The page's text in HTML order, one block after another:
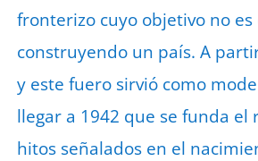
fronterizo cuyo objetivo no
construyendo un país. A
y este fuero sirvió como
llegar a 1942 que se funda el
hitos señalados en el